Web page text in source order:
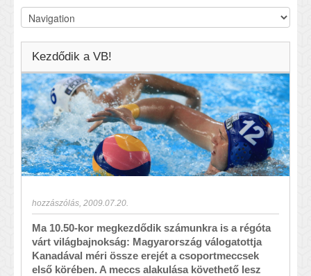
Kezdődik a VB!
hozzászólás 2009.07.20.
Ma 10.50-kor megkezdődik számunkra is a régóta
várt világbajnokság: Magyarország válogatottja
Kanadával méri össze erejét a csoportmeccsek
első körében. A meccs alakulása követhető lesz